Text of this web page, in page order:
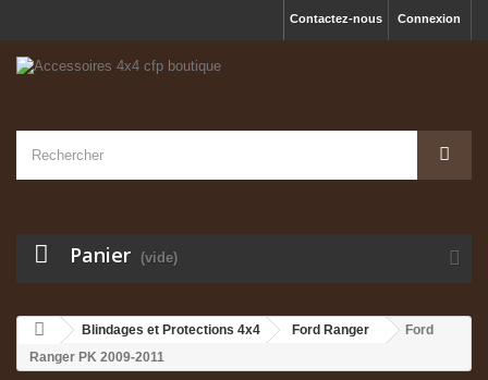
Connexion
Contactez-nous
Panier (vide)
Blindages et Protections 4x4 Ford Ranger
Ford
Ranger PK 2009-2011